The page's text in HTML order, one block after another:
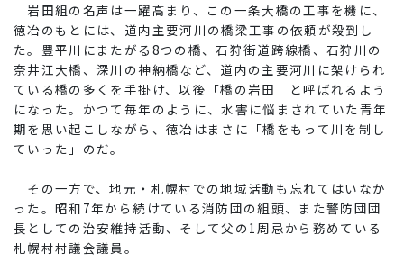
岩田組の名声は一躍高まり、この一条大橋の工事を機に、
徳冶のもとには、道内主要河川の橋梁工事の依頼が殺到し
た。豊平川にまたがる8つの橋、石狩街道跨線橋、石狩川の
奈井江大橋、深川の神納橋など、道内の主要河川に架けられ
ている橋の多くを手掛け、以後「橋の岩田」と呼ばれるよう
になった。かつて毎年のように、水害に悩まされていた青年
期を思い起こしながら、徳冶はまさに「橋をもって川を制し
ていった」のだ。
その一方で、地元・札幌村での地域活動も忘れてはいなか
った。昭和7年から続けている消防団の組頭、また警防団団
長としての治安維持活動、そして父の1周忌から務めている
札幌村村議会議員。